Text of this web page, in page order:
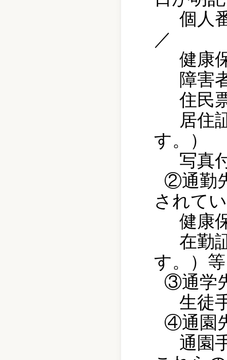
個人
／
健康
障害
住民
居住
す。）
写真
②通勤
されて
健康
在勤
す。）等
③通学
生徒
④通園
通園